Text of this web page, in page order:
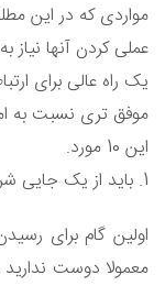
مواردی که در این
عملی کردن آنها نیاز
یک راه عالی برای
موفق تری نسبت به
این 10 مورد.
1. باید از یک جایی شروع کنید
اولین گام برای
معمولا دوست